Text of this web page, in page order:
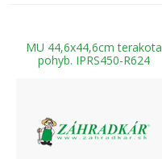
MU 44,6x44,6cm terakota
pohyb. IPRS450-R624